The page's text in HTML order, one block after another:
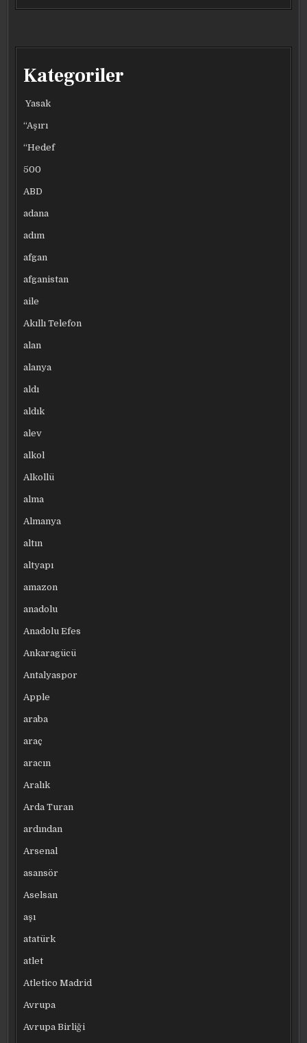
Kategoriler
Yasak
“Aşırı
“Hedef
500
ABD
adana
adım
afgan
afganistan
aile
Akıllı Telefon
alan
alanya
aldı
aldık
alev
alkol
Alkollü
alma
Almanya
altın
altyapı
amazon
anadolu
Anadolu Efes
Ankaragücü
Antalyaspor
Apple
araba
araç
aracın
Aralık
Arda Turan
ardından
Arsenal
asansör
Aselsan
aşı
atatürk
atlet
Atletico Madrid
Avrupa
Avrupa Birliği